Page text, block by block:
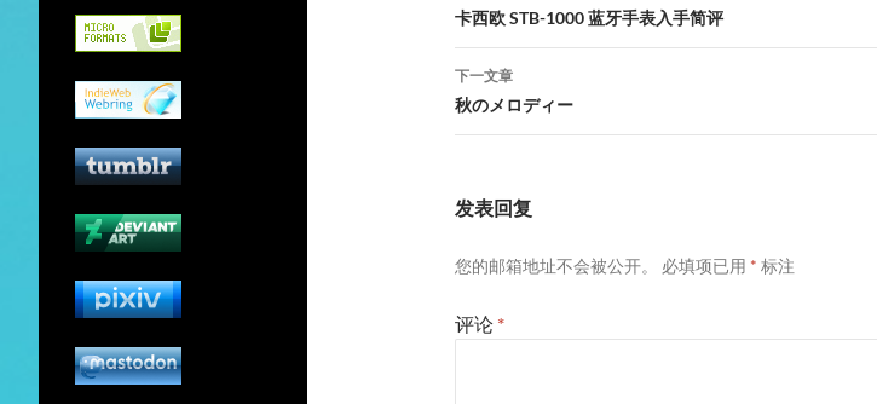
章
导
航
卡西欧 STB-1000 蓝牙手表入手简评
下一文章
秋のメロディー
发表回复
您的邮箱地址不会被公开。 必填项已用 * 标注
评论 *